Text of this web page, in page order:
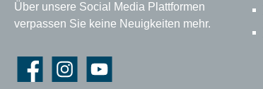
Über unsere Social Media Plattformen
verpassen Sie keine Neuigkeiten mehr.
FacebookInstagramYouTube